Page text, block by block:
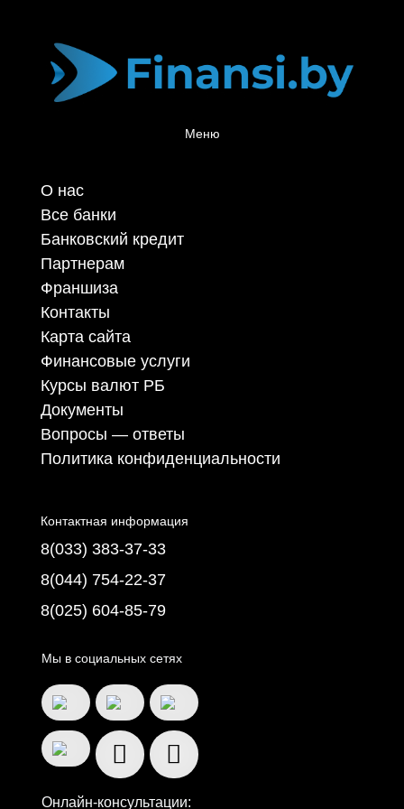
Меню
О нас
Все банки
Банковский кредит
Партнерам
Франшиза
Контакты
Карта сайта
Финансовые услуги
Курсы валют РБ
Документы
Вопросы — ответы
Политика конфиденциальности
Контактная информация
8(033) 383-37-33
8(044) 754-22-37
8(025) 604-85-79
Мы в социальных сетях
Онлайн-консультации: